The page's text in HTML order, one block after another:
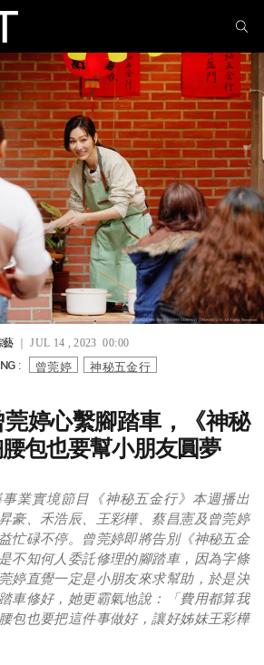
藝｜ JUL 14 , 2023 00:00
: 曾莞婷 神秘五金行
婷心繫腳踏車，《神秘
包也要幫小朋友圓夢
業實境節目《神秘五金行》本週播出
豪、禾浩辰、王彩樺、蔡昌憲及曾莞婷
忙碌不停。曾莞婷即將告別《神秘五金
不知何人委託修理的腳踏車，因為字條
婷直覺一定是小朋友來求幫助，於是決
車修好，她更霸氣地說：「費用都算我
包也要把這件事做好，讓好姊妺王彩樺